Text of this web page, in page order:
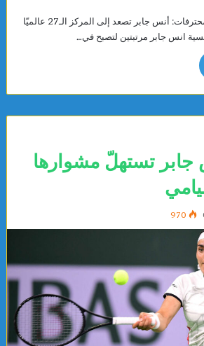
ًتصنيف لاعبات التنس المحترفات: أنس جابر تصعد إلى المركز الـ27 عالميّا
انس جابر مرتبتين لتصبح في…
جابر تستهلّ مشوارها
970